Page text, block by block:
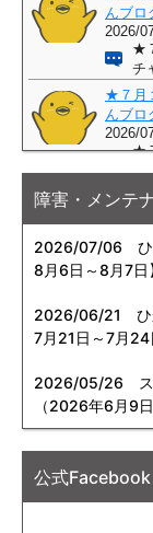
障害・メンテ
2026/07/06 ひ
8月6日～8月7日
2026/06/21
ひ
7月21日～7月24
2026/05/26 ス
（2026年6月9日
公式Facebook